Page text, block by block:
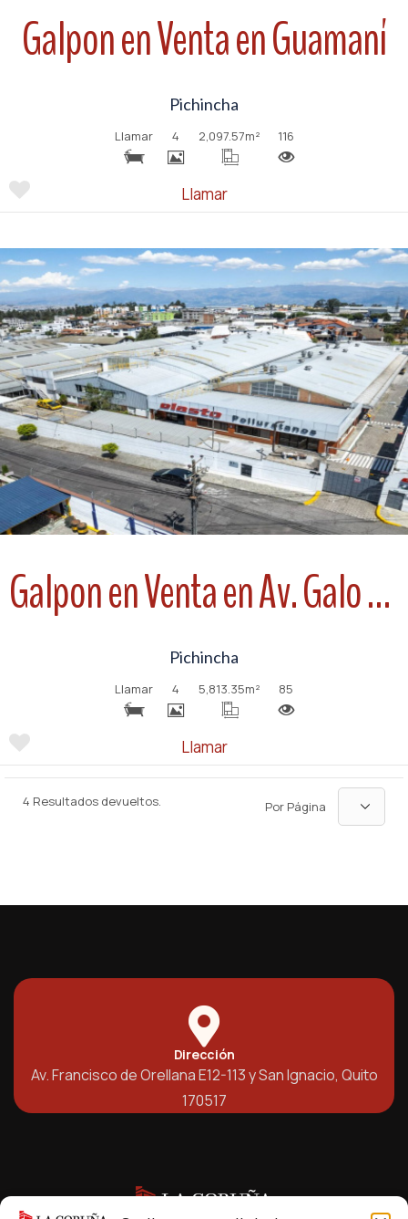
Galpon en Venta en Guamaní
Pichincha
Llamar 4 2,097.57m² 116
Llamar
Ver
Galpon en Venta en Av. Galo Plaza Lasso
Pichincha
Llamar 4 5,813.35m² 85
Llamar
4 Resultados devueltos. Por Página
Dirección
Av. Francisco de Orellana E12-113 y San Ignacio, Quito
170517